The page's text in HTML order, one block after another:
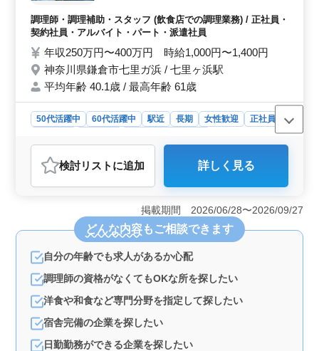
・仕込み ・食器洗浄 ・厨房業務 ・その他店
舗の運営に関連する業務 など ＊社会保険完
テランのご経験でお店を支えていただける
方、募集します！ ブランクのある方もご応
募可能。 まずはお気軽にお問い合わせくだ
さい。
調理師・調理補助・スタッフ (飲食店での調理業務) / 正社員・
契約社員・アルバイト・パート・派遣社員
年収250万円〜400万円 時給1,000円〜1,400円
神奈川県鎌倉市七里ガ浜 / 七里ヶ浜駅
平均年齢 40.1歳 / 最高年齢 61歳
50代活躍中 60代活躍中 駅近 長期 女性歓迎
正社員
おすすめポイント
＜立地の利便性＞ 駅近でアクセスが良いため、通勤に
便利です。お店は海が近く、景色を楽しみながら仕事が
できる環境です。 ＜雇用形態の多様性＞ 正社員、
契約社員、アルバイト・パート、派遣社員と幅広い雇用
形態があるため、ライフスタイルに合わせた働き方が可
能です。 ＜サポート体制＞ ブランクがある方も歓
迎で、調理経験3年以上あれば応募可能です。社会保険完
備や4週8休のシフト制で、働きやすい環境が整っていま
す。
検討リスト に追加 詳しく見る
掲載期間 2026/06/28〜2026/09/27
どんな内容もご相談できます
自分の年齢でも求人があるか心配
調理師の資格がなくてもOKな所を探したい
洋食や和食など専門分野を指定して探したい
宿舎完備の企業を探したい
日勤勤務ができる企業を探したい